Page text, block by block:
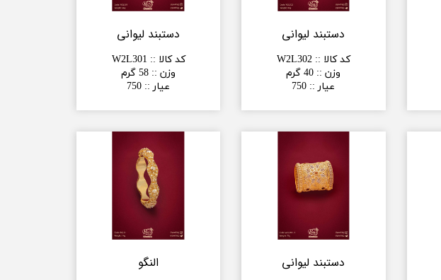
دستبند لیوانی
کد کالا ::
W2L302
وزن :: 40 گرم
عیار ::
750
دستبند لیوانی
کد کالا ::
W2L301
وزن :: 58 گرم
عیار ::
750
دستبند لیوانی النگو